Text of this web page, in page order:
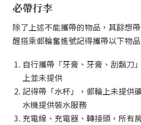
必帶行李
除了上述不能攜帶的物品，其餘想
醒搭乘郵輪奮進號記得攜帶以下物品
自行攜帶「牙膏、牙膏、刮鬍刀
上並未提供
記得帶「水杯」，郵輪上未提供
水機提供裝水服務
充電線、充電器、轉接頭，所有